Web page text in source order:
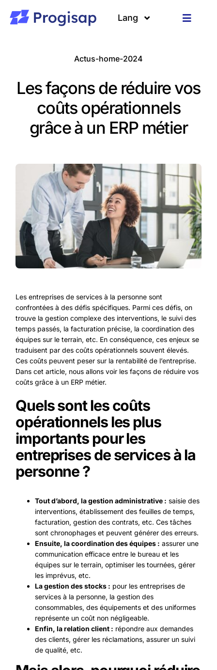
contenu
Toggle
Ressources
Lang
Actus-home-2024
Les façons de réduire vos
coûts opérationnels
grâce à un ERP métier
Les entreprises de services à la personne sont
confrontées à des défis spécifiques. Parmi ces défis, on
trouve la gestion complexe des interventions, le suivi des
temps passés, la facturation précise, la coordination des
équipes sur le terrain, etc. En conséquence, ces enjeux se
traduisent par des coûts opérationnels souvent élevés.
Ces coûts peuvent peser sur la rentabilité de l’entreprise.
Dans cet article, nous allons voir les façons de réduire vos
coûts grâce à un ERP métier.
Quels sont les coûts
opérationnels les plus
importants pour les
entreprises de services à la
personne ?
Tout d’abord, la gestion administrative : saisie des
interventions, établissement des feuilles de temps,
facturation, gestion des contrats, etc. Ces tâches
sont chronophages et peuvent générer des erreurs.
Ensuite, la coordination des équipes : assurer une
communication efficace entre le bureau et les
équipes sur le terrain, optimiser les tournées, gérer
les imprévus, etc.
La gestion des stocks : pour les entreprises de
services à la personne, la gestion des
consommables, des équipements et des uniformes
représente un coût non négligeable.
Enfin, la relation client : répondre aux demandes
des clients, gérer les réclamations, assurer un suivi
de qualité, etc.